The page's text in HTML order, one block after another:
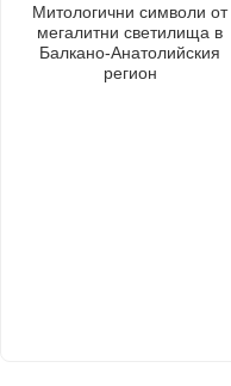
Митологични символи от
мегалитни светилища в
Балкано-Анатолийския
регион